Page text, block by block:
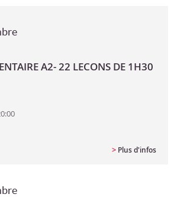
A2- 22 LECONS DE 1H30
> Plus d'infos